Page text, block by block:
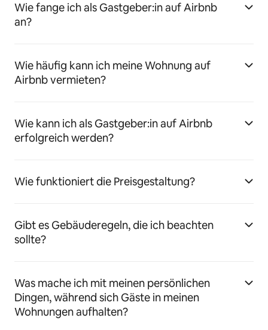
Wie fange ich als Gastgeber:in auf Airbnb
an?
Wie häufig kann ich meine Wohnung auf
Airbnb vermieten?
Wie kann ich als Gastgeber:in auf Airbnb
erfolgreich werden?
Wie funktioniert die Preisgestaltung?
Gibt es Gebäuderegeln, die ich beachten
sollte?
Was mache ich mit meinen persönlichen
Dingen, während sich Gäste in meinen
Wohnungen aufhalten?